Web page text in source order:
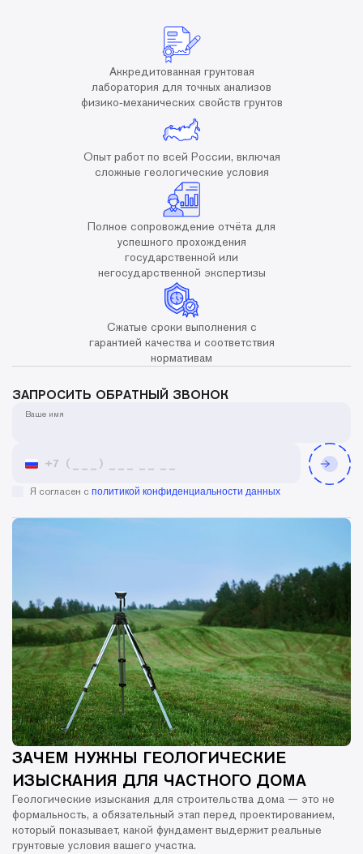
Аккредитованная грунтовая
лаборатория для точных анализов
физико‑механических свойств грунтов
Опыт работ по всей России, включая
сложные геологические условия
Полное сопровождение отчёта для
успешного прохождения
государственной или
негосударственной экспертизы
Сжатые сроки выполнения с
гарантией качества и соответствия
нормативам
ЗАПРОСИТЬ ОБРАТНЫЙ ЗВОНОК
Ваше имя
Я согласен с политикой конфиденциальности данных
ЗАЧЕМ НУЖНЫ ГЕОЛОГИЧЕСКИЕ
ИЗЫСКАНИЯ ДЛЯ ЧАСТНОГО ДОМА
Геологические изыскания для строительства дома — это не
формальность, а обязательный этап перед проектированием,
который показывает, какой фундамент выдержит реальные
грунтовые условия вашего участка.